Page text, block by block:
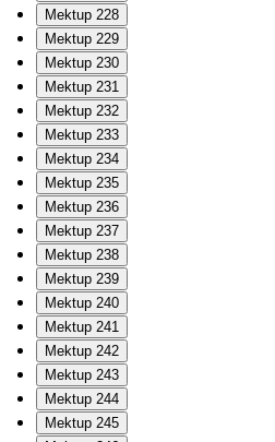
Mektup 228
Mektup 229
Mektup 230
Mektup 231
Mektup 232
Mektup 233
Mektup 234
Mektup 235
Mektup 236
Mektup 237
Mektup 238
Mektup 239
Mektup 240
Mektup 241
Mektup 242
Mektup 243
Mektup 244
Mektup 245